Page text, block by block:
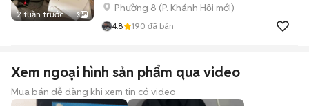
2 tuần trước 3
Phường 8 (P. Khánh Hội mới)
4.8 190 đã bán
Xem ngoại hình sản phẩm qua video
Mua bán dễ dàng khi xem tin có video